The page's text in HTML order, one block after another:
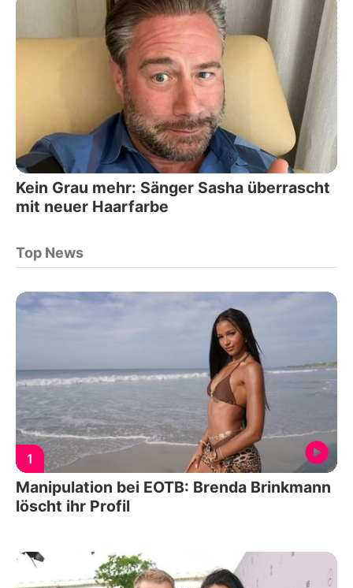
Kein Grau mehr: Sänger Sasha überrascht
mit neuer Haarfarbe
Top News
1
Manipulation bei EOTB: Brenda Brinkmann
löscht ihr Profil